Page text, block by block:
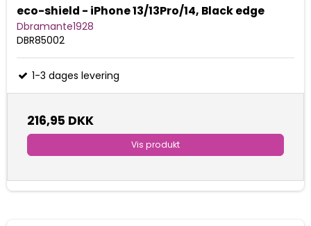
eco-shield - iPhone 13/13Pro/14, Black edge
Dbramante1928
DBR85002
1-3 dages levering
216,95 DKK
Vis produkt